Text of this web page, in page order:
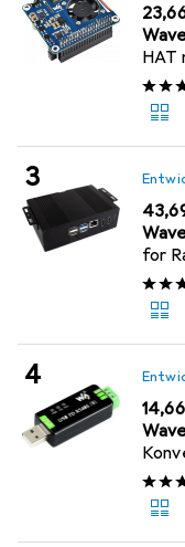
EUR
HAT
4B &
EUR
for
EUR
14,66